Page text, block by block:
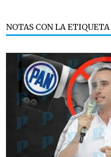
NOTAS CON LA ETIQUETA